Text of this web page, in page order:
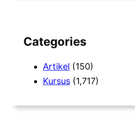
Categories
Artikel (150)
Kursus (1,717)